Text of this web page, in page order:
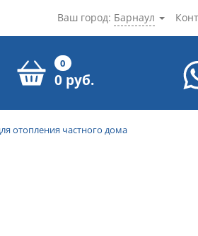
Ваш город: Барнаул
0
0 руб.
отопления частного дома